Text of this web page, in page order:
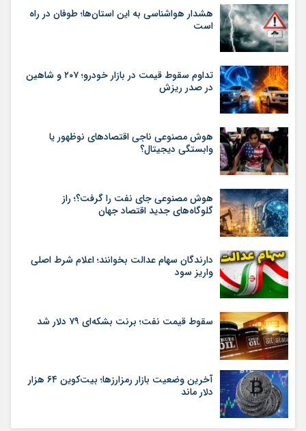
هشدار هواشناسی به این استان‌ها؛ طوفان در راه
است
تداوم سقوط قیمت در بازار خودرو؛ ۲۰۷ و شاهین
در صدر ریزش
هوش مصنوعی ناجی اقتصادهای نوظهور یا
وابستگی دیجیتال؟
هوش مصنوعی جای نفت را گرفت؟؛ راز
گلوگاه‌های جدید اقتصاد جهان
دارندگان سهام عدالت بخوانند؛ اعلام شرط اصلی
واریز سود
سقوط قیمت نفت؛ برنت بشکه‌ای ۷۹ دلار شد
آخرین وضعیت بازار رمزارزها؛ بیت‌کوین ۶۴ هزار
دلار ماند